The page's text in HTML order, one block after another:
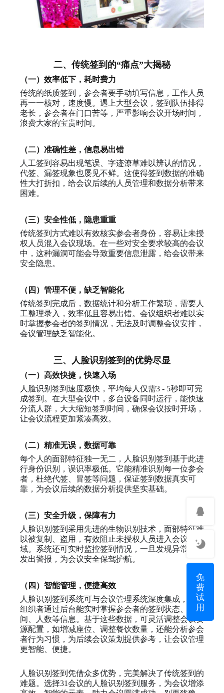
二、传统签到的“痛点”大揭秘
（一）效率低下，耗时费力
传统的纸质签到，参会者要手动填写信息，工作人员
再一一核对，速度慢。遇上大型会议，签到队伍排得
老长，参会者在门口苦等，严重影响会议开场时间，
浪费大家的宝贵时间。
（二）准确性差，信息易出错
人工签到容易出现笔误、字迹潦草难以辨认的情况，
代签、漏签现象也屡见不鲜。这使得签到数据的准确
性大打折扣，给会议后续的人员管理和数据分析带来
困难。
（三）安全性低，隐患重重
传统签到方式难以有效核实参会者身份，容易让未授
权人员混入会议现场。在一些对安全要求较高的会议
中，这种漏洞可能会导致重要信息泄露，给会议带来
安全隐患。
（四）管理不便，缺乏智能化
传统签到完成后，数据统计和分析工作繁琐，需要人
工整理录入，效率低且容易出错。会议组织者难以实
时掌握参会者的签到情况，无法及时调整会议安排，
会议管理缺乏智能化。
三、人脸识别签到的优势尽显
（一）高效快捷，快速入场
人脸识别签到速度极快，平均每人仅需3 - 5秒即可完
成签到。在大型会议中，多台设备同时运行，能快速
分流人群，大大缩短签到时间，确保会议按时开场，
让会议流程更加紧凑高效。
（二）精准无误，数据可靠
每个人的面部特征独一无二，人脸识别签到基于此进
行身份识别，误识率极低。它能精准识别每一位参会
者，杜绝代签、冒签等问题，保证签到数据真实可
靠，为会议后续的数据分析提供坚实基础。
（三）安全升级，保障有力
人脸识别签到采用先进的生物识别技术，面部特征难
以被复制、盗用，有效阻止未授权人员进入会议区
域。系统还可实时监控签到情况，一旦发现异常立即
发出警报，为会议安全保驾护航。
（四）智能管理，便捷高效
人脸识别签到系统可与会议管理系统深度集成，会议
组织者通过后台能实时掌握参会者的签到状态、时
间、人数等信息。基于这些数据，可灵活调整会议资
源配置，如增减座位、调整餐饮数量，还能分析参会
者行为习惯，为后续会议策划提供参考，让会议管理
更智能、便捷。
人脸识别签到凭借众多优势，完美解决了传统签到的
难题。选择31会议的人脸识别签到服务，为会议增添
免
费
试
用